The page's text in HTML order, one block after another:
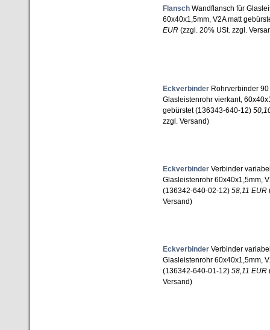
Flansch Wandflansch für
60x40x1,5mm, V2A matt
EUR (zzgl. 20% USt. zzgl.
Eckverbinder Rohrverbinder
Glasleistenrohr vierkant,
gebürstet (136343-640-12)
zzgl. Versand)
Eckverbinder Verbinder
Glasleistenrohr 60x40x1,5mm,
(136342-640-02-12) 58,11 EUR
Versand)
Eckverbinder Verbinder
Glasleistenrohr 60x40x1,5mm,
(136342-640-01-12) 58,11 EUR
Versand)